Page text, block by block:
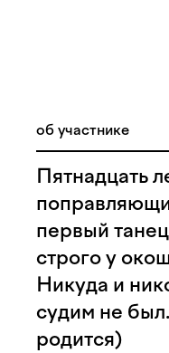
об участнике
Пятнадцать
первый
строго у
Никуда и
судим не
родится)